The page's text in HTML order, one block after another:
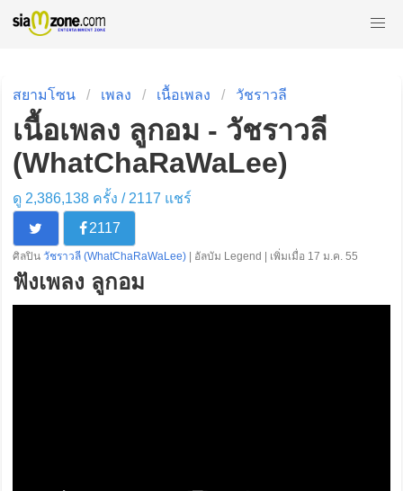
สยามโซน เพลง เนื้อเพลง วัชราวลี
เนื้อเพลง ลูกอม - วัชราวลี
(WhatChaRaWaLee)
ดู 2,386,138 ครั้ง / 2117 แชร์
2117
ศิลปิน วัชราวลี (WhatChaRaWaLee) | อัลบัม Legend | เพิ่มเมื่อ 17 ม.ค. 55
ฟังเพลง ลูกอม